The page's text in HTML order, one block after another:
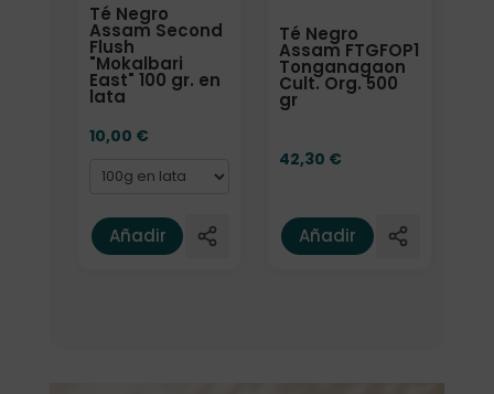
Té Negro
Assam Second
Flush
"Mokalbari
East" 100 gr. en
lata
10,00 €
Añadir
Té Negro
Assam FTGFOP1
Tonganagaon
Cult. Org. 500
gr
42,30 €
Añadir